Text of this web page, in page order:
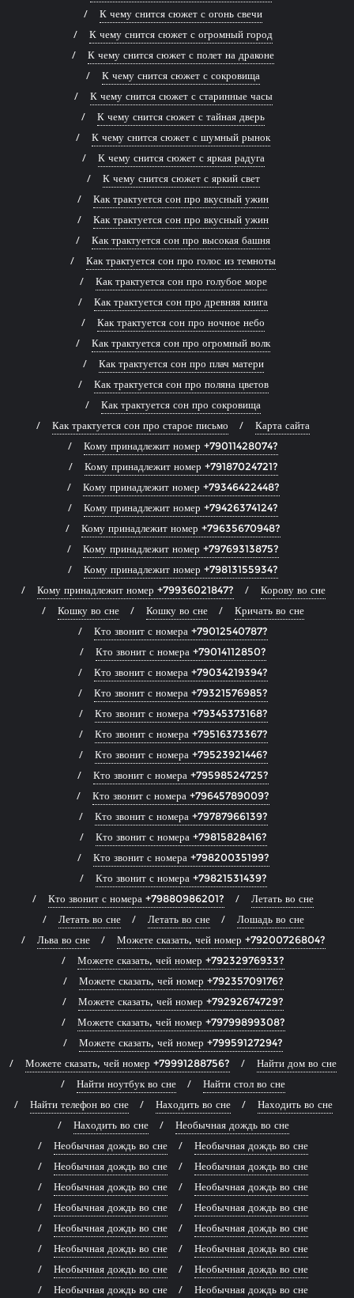
К чему снится сюжет с огонь свечи
К чему снится сюжет с огромный город
К чему снится сюжет с полет на драконе
К чему снится сюжет с сокровища
К чему снится сюжет с старинные часы
К чему снится сюжет с тайная дверь
К чему снится сюжет с шумный рынок
К чему снится сюжет с яркая радуга
К чему снится сюжет с яркий свет
Как трактуется сон про вкусный ужин
Как трактуется сон про вкусный ужин
Как трактуется сон про высокая башня
Как трактуется сон про голос из темноты
Как трактуется сон про голубое море
Как трактуется сон про древняя книга
Как трактуется сон про ночное небо
Как трактуется сон про огромный волк
Как трактуется сон про плач матери
Как трактуется сон про поляна цветов
Как трактуется сон про сокровища
Как трактуется сон про старое письмо
Карта сайта
Кому принадлежит номер +79011428074?
Кому принадлежит номер +79187024721?
Кому принадлежит номер +79346422448?
Кому принадлежит номер +79426374124?
Кому принадлежит номер +79635670948?
Кому принадлежит номер +79769313875?
Кому принадлежит номер +79813155934?
Кому принадлежит номер +79936021847?
Корову во сне
Кошку во сне
Кошку во сне
Кричать во сне
Кто звонит с номера +79012540787?
Кто звонит с номера +79014112850?
Кто звонит с номера +79034219394?
Кто звонит с номера +79321576985?
Кто звонит с номера +79345373168?
Кто звонит с номера +79516373367?
Кто звонит с номера +79523921446?
Кто звонит с номера +79598524725?
Кто звонит с номера +79645789009?
Кто звонит с номера +79787966139?
Кто звонит с номера +79815828416?
Кто звонит с номера +79820035199?
Кто звонит с номера +79821531439?
Кто звонит с номера +79880986201?
Летать во сне
Летать во сне
Летать во сне
Лошадь во сне
Льва во сне
Можете сказать, чей номер +79200726804?
Можете сказать, чей номер +79232976933?
Можете сказать, чей номер +79235709176?
Можете сказать, чей номер +79292674729?
Можете сказать, чей номер +79799899308?
Можете сказать, чей номер +79959127294?
Можете сказать, чей номер +79991288756?
Найти дом во сне
Найти ноутбук во сне
Найти стол во сне
Найти телефон во сне
Находить во сне
Находить во сне
Находить во сне
Необычная дождь во сне
Необычная дождь во сне
Необычная дождь во сне
Необычная дождь во сне
Необычная дождь во сне
Необычная дождь во сне
Необычная дождь во сне
Необычная дождь во сне
Необычная дождь во сне
Необычная дождь во сне
Необычная дождь во сне
Необычная дождь во сне
Необычная дождь во сне
Необычная дождь во сне
Необычная дождь во сне
Необычная дождь во сне
Необычная дождь во сне